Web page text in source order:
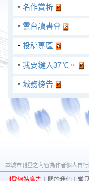
‧ 名作賞析
‧ 雲台讀書會
‧ 投稿專區
‧ 我要鍵入37℃。
‧ 城務榜告
本城市刊登之內容為作者個人自